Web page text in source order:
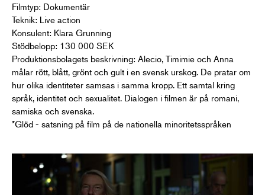
Filmtyp: Dokumentär
Teknik: Live action
Konsulent: Klara Grunning
Stödbelopp: 130 000 SEK
Produktionsbolagets beskrivning: Alecio, Timimie och Anna
målar rött, blått, grönt och gult i en svensk urskog. De pratar om
hur olika identiteter samsas i samma kropp. Ett samtal kring
språk, identitet och sexualitet. Dialogen i filmen är på romani,
samiska och svenska.
*Glöd - satsning på film på de nationella minoritetsspråken